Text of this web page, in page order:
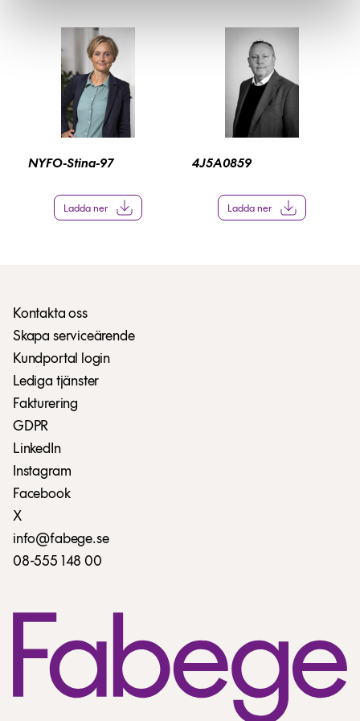
NYFO-Stina-97
Ladda ner
4J5A0859
Ladda ner
Kontakta oss
Skapa serviceärende
Kundportal login
Lediga tjänster
Fakturering
GDPR
LinkedIn
Instagram
Facebook
X
info@fabege.se
08-555 148 00